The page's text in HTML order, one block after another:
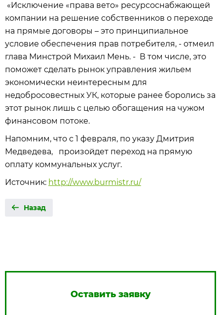
«Исключение «права вето» ресурсоснабжающей
компании на решение собственников о переходе
на прямые договоры – это принципиальное
условие обеспечения прав потребителя, - отмеил
глава Минстрой Михаил Мень. - В том числе, это
поможет сделать рынок управления жильем
экономически неинтересным для
недобросовестных УК, которые ранее боролись за
этот рынок лишь с целью обогащения на чужом
финансовом потоке.
Напомним, что с 1 февраля, по указу Дмитрия
Медведева, произойдет переход на прямую
оплату коммунальных услуг.
Источник: http://www.burmistr.ru/
Назад
Оставить заявку